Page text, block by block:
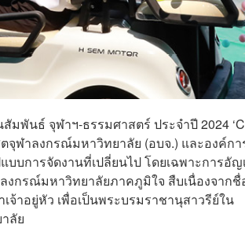
มพันธ์ จุฬาฯ-ธรรมศาสตร์ ประจำปี 2024
ฬาลงกรณ์มหาวิทยาลัย (อบจ.) และองค์กา
บการจัดงานที่เปลี่ยนไป โดยเฉพาะการอั
กรณ์มหาวิทยาลัยภาคภูมิใจ สืบเนื่องจากชื่
าอยู่หัว เพื่อเป็นพระบรมราชานุสาวรีย์ใน
ลัย